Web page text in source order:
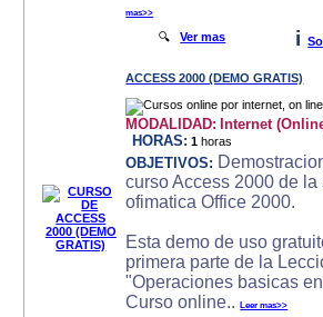
mas>>
🔍Ver mas i
ACCESS 2000 (DEMO GRATIS)
MODALIDAD: Internet
HORAS: 1 horas
OBJETIVOS:
curso Access 2000 de la
ofimatica Office 2000.
Esta demo de uso
primera parte de la
"Operaciones basicas
Curso online..Leer mas>>